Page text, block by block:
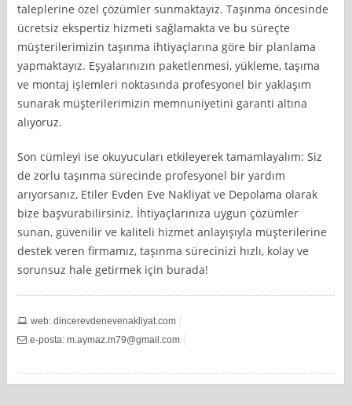
taleplerine özel çözümler sunmaktayız. Taşınma öncesinde
ücretsiz ekspertiz hizmeti sağlamakta ve bu süreçte
müşterilerimizin taşınma ihtiyaçlarına göre bir planlama
yapmaktayız. Eşyalarınızın paketlenmesi, yükleme, taşıma
ve montaj işlemleri noktasında profesyonel bir yaklaşım
sunarak müşterilerimizin memnuniyetini garanti altına
alıyoruz.
Son cümleyi ise okuyucuları etkileyerek tamamlayalım: Siz
de zorlu taşınma sürecinde profesyonel bir yardım
arıyorsanız, Etiler Evden Eve Nakliyat ve Depolama olarak
bize başvurabilirsiniz. İhtiyaçlarınıza uygun çözümler
sunan, güvenilir ve kaliteli hizmet anlayışıyla müşterilerine
destek veren firmamız, taşınma sürecinizi hızlı, kolay ve
sorunsuz hale getirmek için burada!
web: dincerevdenevenakliyat.com
e-posta:m.aymaz.m79@gmail.com